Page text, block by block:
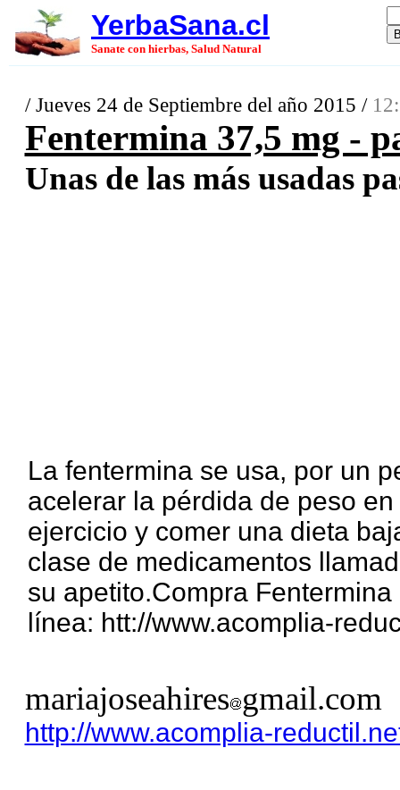
YerbaSana.cl
Sanate con hierbas, Salud Natural
/ Jueves 24 de Septiembre del año 2015 /
Fentermina 37,5 mg -
Unas de las más usadas
La fentermina se usa, por un
acelerar la pérdida de peso
ejercicio y comer una dieta
clase de medicamentos
su apetito.Compra
línea: htt://www.acomplia-
mariajoseahires gmail.com
http://www.acomplia-